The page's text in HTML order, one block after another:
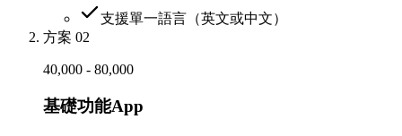
支援單一語言（英文或中文）
方案 02
40,000 - 80,000
基礎功能App